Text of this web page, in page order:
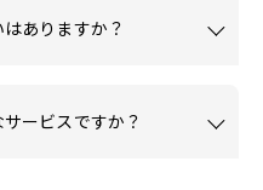
ありますか？
ービスですか？